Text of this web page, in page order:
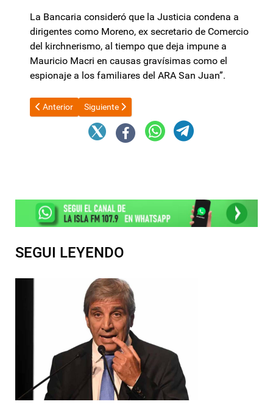
La Bancaria consideró que la Justicia condena a
dirigentes como Moreno, ex secretario de Comercio
del kirchnerismo, al tiempo que deja impune a
Mauricio Macri en causas gravísimas como el
espionaje a los familiares del ARA San Juan”.
Artículo anterior: Por encima de la inflación: las prepagas
Anterior Artículo siguiente: Santiago Caputo seguirá
Siguiente
SEGUI LEYENDO